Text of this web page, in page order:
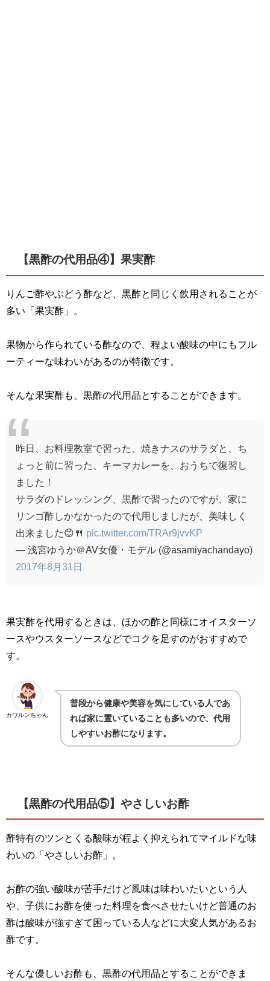
【黒酢の代用品④】果実酢
りんご酢やぶどう酢など、黒酢と同じく飲用されることが
多い「果実酢」。
果物から作られている酢なので、程よい酸味の中にもフル
ーティーな味わいがあるのが特徴です。
そんな果実酢も、黒酢の代用品とすることができます。
昨日、お料理教室で習った、焼きナスのサラダと、ち
ょっと前に習った、キーマカレーを、おうちで復習し
ました！
サラダのドレッシング、黒酢で習ったのですが、家に
リンゴ酢しかなかったので代用しましたが、美味しく
出来ました😊🍴 pic.twitter.com/TRAr9jvvKP
— 浅宮ゆうか＠AV女優・モデル (@asamiyachandayo)
2017年8月31日
果実酢を代用するときは、ほかの酢と同様にオイスターソ
ースやウスターソースなどでコクを足すのがおすすめで
す。
カワルンちゃん
普段から健康や美容を気にしている人であ
れば家に置いていることも多いので、代用
しやすいお酢になります。
【黒酢の代用品⑤】やさしいお酢
酢特有のツンとくる酸味が程よく抑えられてマイルドな味
わいの「やさしいお酢」。
お酢の強い酸味が苦手だけど風味は味わいたいという人
や、子供にお酢を使った料理を食べさせたいけど普通のお
酢は酸味が強すぎて困っている人などに大変人気があるお
酢です。
そんな優しいお酢も、黒酢の代用品とすることができま